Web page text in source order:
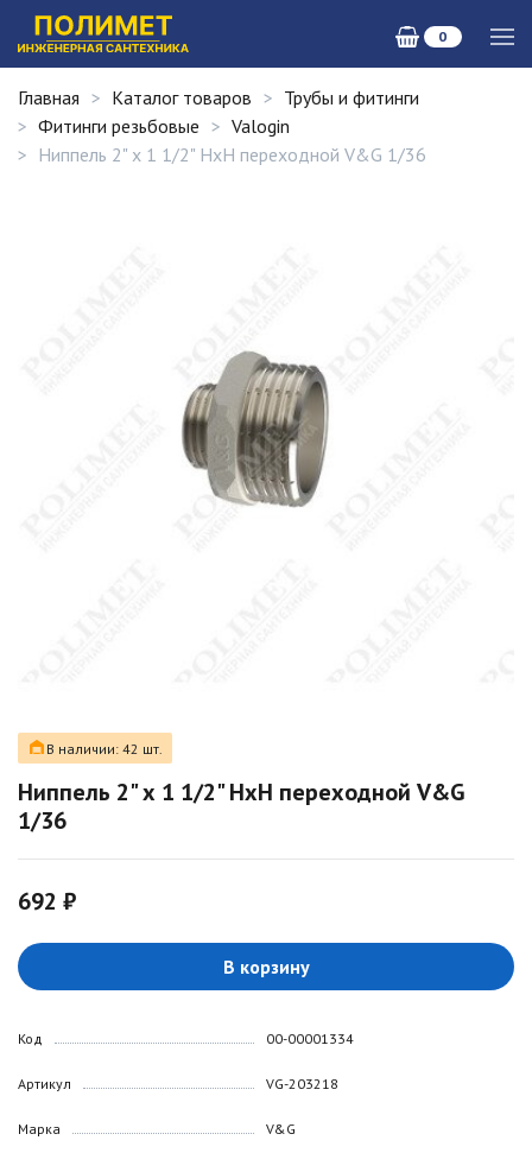
0
Главная Каталог товаров
Трубы и фитинги
Фитинги резьбовые
Valogin
Ниппель 2" х 1 1/2" НxН переходной V&G 1/36
В наличии: 42 шт.
Ниппель 2" х 1 1/2" НxН переходной V&G
1/36
692 ₽
В корзину
Код
Артикул
Марка
00-00001334
VG-203218
V&G